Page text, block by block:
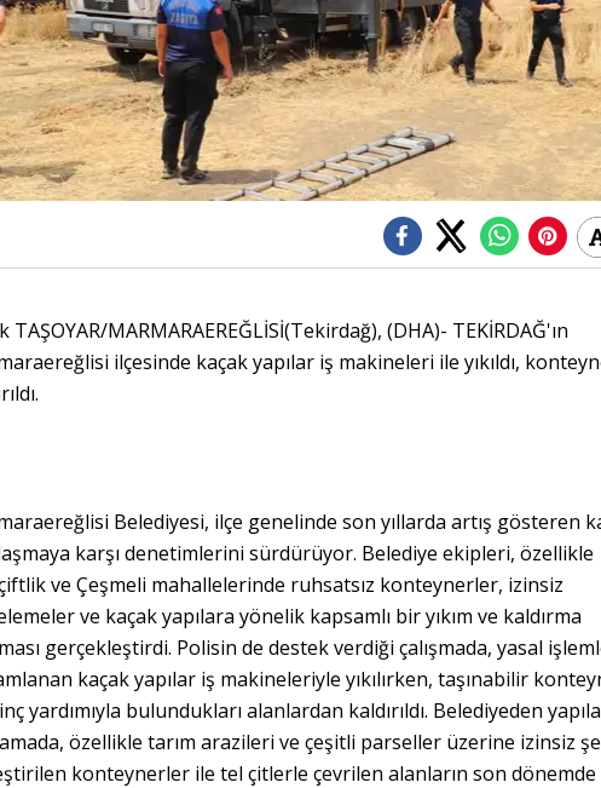
TAŞOYAR/MARMARAEREĞLİSİ(Tekirdağ), (DHA)- TEKİRDAĞ'ın
ilçesinde kaçak yapılar iş makineleri ile yıkıldı,
Belediyesi, ilçe genelinde son yıllarda artış gösteren
karşı denetimlerini sürdürüyor. Belediye ekipleri, özellikle
ve Çeşmeli mahallelerinde ruhsatsız konteynerler, izinsiz
ve kaçak yapılara yönelik kapsamlı bir yıkım ve kaldırma
gerçekleştirdi. Polisin de destek verdiği çalışmada, yasal
kaçak yapılar iş makineleriyle yıkılırken, taşınabilir
yardımıyla bulundukları alanlardan kaldırıldı. Belediyeden
özellikle tarım arazileri ve çeşitli parseller üzerine izinsiz
konteynerler ile tel çitlerle çevrilen alanların son dönemde